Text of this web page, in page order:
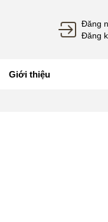
Đăng
Đăng
Giới thiệu